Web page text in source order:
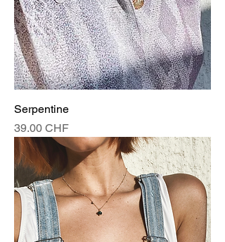
Serpentine
Prix
39.00 CHF